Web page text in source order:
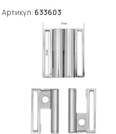
Артикул: 633603